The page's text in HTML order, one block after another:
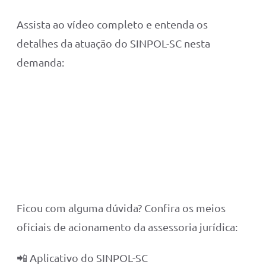
Assista ao vídeo completo e entenda os
detalhes da atuação do SINPOL-SC nesta
demanda:
Ficou com alguma dúvida? Confira os meios
oficiais de acionamento da assessoria jurídica:
📲 Aplicativo do SINPOL-SC